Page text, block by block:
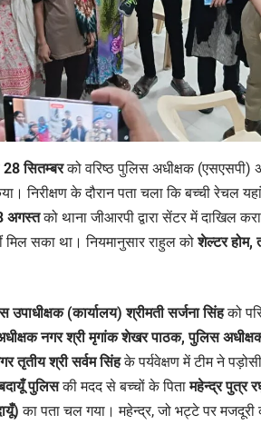
28 सितम्बरको वरिष्ठ पुलिस अधीक्षक
निरीक्षण के दौरान पता चला कि बच्ची रेचल
अगस्तको थाना जीआरपी द्वारा सेंटर में दाखिल
मिल सका था। नियमानुसार राहुल कोशेल्टर होम,
उपाधीक्षक (कार्यालय) श्रीमती सर्जना सिंहको
नगर श्री मृगांक शेखर पाठक, पुलिस
तृतीय श्री सर्वम सिंहके पर्यवेक्षण में टीम ने
पुलिसकी मदद से बच्चों के पितामहेन्द्र पुत्र
का पता चल गया। महेन्द्र, जो भट्टे पर